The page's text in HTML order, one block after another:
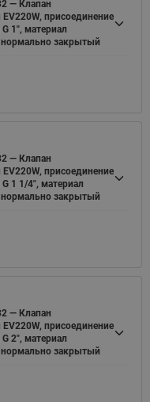
— Клапан
присоединение
1", материал
нормально закрытый
— Клапан
присоединение
1 1/4", материал
нормально закрытый
— Клапан
присоединение
2", материал
нормально закрытый